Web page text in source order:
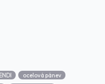
ocelová pánev